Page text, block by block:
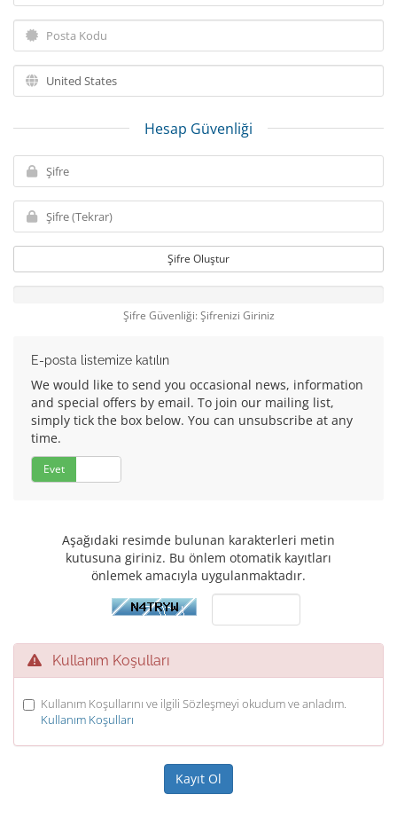
Hesap Güvenliği
Şifre Oluştur
Şifre Güvenliği: Şifrenizi Giriniz
E-posta listemize katılın
We would like to send you occasional news, information
and special offers by email. To join our mailing list,
simply tick the box below. You can unsubscribe at any
time.
Evet
Aşağıdaki resimde bulunan karakterleri metin
kutusuna giriniz. Bu önlem otomatik kayıtları
önlemek amacıyla uygulanmaktadır.
Kullanım Koşulları
Kullanım Koşullarını ve ilgili Sözleşmeyi okudum ve anladım.
Kullanım Koşulları